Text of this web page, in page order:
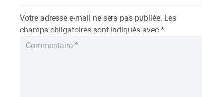
Votre adresse e-mail ne sera pas publiée. Les
champs obligatoires sont indiqués avec *